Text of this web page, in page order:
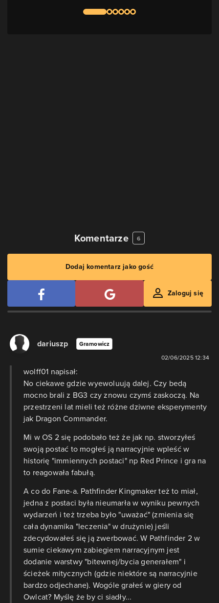
Komentarze 6
Dodaj komentarz jako gość
Zaloguj się
dariuszp Gramowicz
02/06/2025 12:34
wolff01 napisał:
No ciekawe gdzie wyewoluują dalej. Czy bedą
mocno brali z BG3 czy znowu czymś zaskoczą. Na
przestrzeni lat mieli też różne dziwne eksperymenty
jak Dragon Commander.
Mi w OS 2 się podobało też że jak np. stworzyłeś
swoją postać to mogłeś ją narracyjnie wpleść w
historię "immiennych postaci" np Red Prince i gra na
to reagowała fabułą.
A co do Fane-a. Pathfinder Kingmaker też to miał,
jedna z postaci była nieumarła w wyniku pewnych
wydarzeń i też trzeba było "uważać" (zmienia się
cała dynamika "leczenia" w drużynie) jeśli
zdecydowałeś się ją zwerbować. W Pathfinder 2 w
sumie ciekawym zabiegiem narracyjnym jest
dodanie warstwy "bitewnej/bycia generałem" i
ścieżek mitycznych (gdzie niektóre są narracyjnie
bardzo odjechane). Wogóle grałeś w giery od
Owlcat? Myślę że by ci siadły...